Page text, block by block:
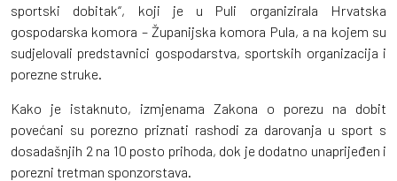
sportski dobitak“, koji je u Puli organizirala Hrvatska
gospodarska komora – Županijska komora Pula, a na kojem su
sudjelovali predstavnici gospodarstva, sportskih organizacija i
porezne struke.
Kako je istaknuto, izmjenama Zakona o porezu na dobit
povećani su porezno priznati rashodi za darovanja u sport s
dosadašnjih 2 na 10 posto prihoda, dok je dodatno unaprijeđen i
porezni tretman sponzorstava.